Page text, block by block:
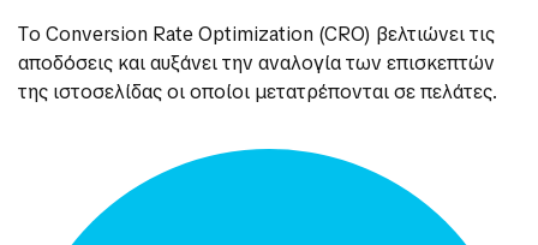
Τo Conversion Rate Optimization (CRO) βελτιώνει τις
αποδόσεις και αυξάνει την αναλογία των επισκεπτών
της ιστοσελίδας οι οποίοι μετατρέπονται σε πελάτες.